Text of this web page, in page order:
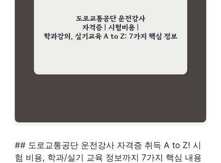
## 도로교통공단 운전강사 자격증 취득 A to Z! 시
험 비용, 학과/실기 교육 정보까지 7가지 핵심 내용